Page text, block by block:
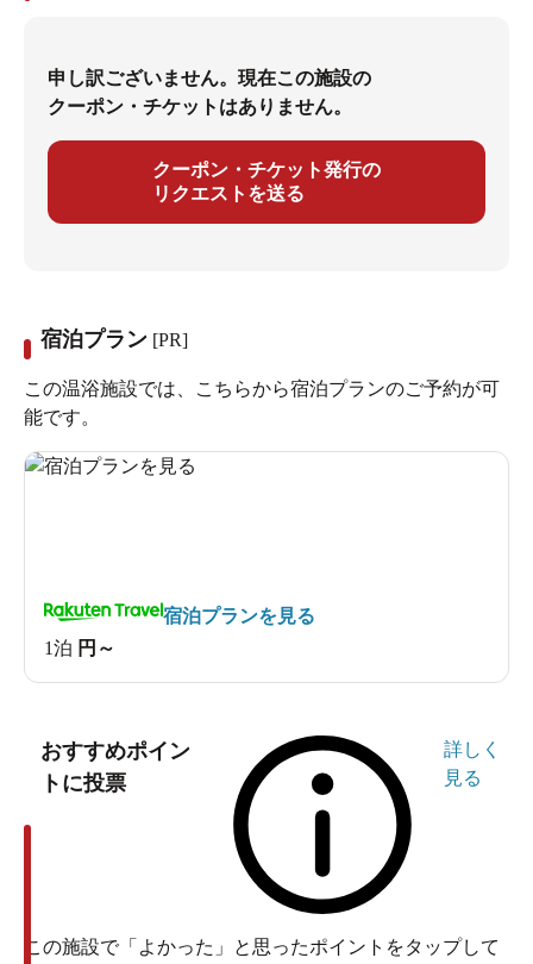
申し訳ございません。現在この施設の
クーポン・チケットはありません。
クーポン・チケット発行の
リクエストを送る
宿泊プラン [PR]
この温浴施設では、こちらから宿泊プランのご予約が可
能です。
1泊 円～
宿泊プランを見る
おすすめポイン
トに投票
詳しく
見る
この施設で「よかった」と思ったポイントをタップして